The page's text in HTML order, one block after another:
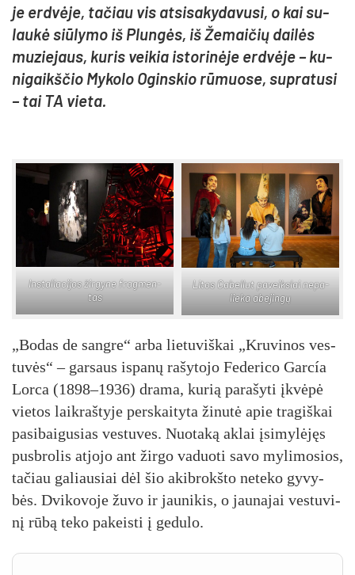
je erd­vė­je, ta­čiau vis at­si­sa­ky­da­vu­si, o kai su­
lau­kė siū­ly­mo iš Plun­gės, iš Že­mai­čių dai­lės
mu­zie­jaus, ku­ris vei­kia is­to­ri­nė­je erd­vė­je – ku­
ni­gaikš­čio My­ko­lo Ogins­kio rū­muo­se, su­pra­tu­si
– tai TA vie­ta.
Ins­ta­lia­ci­jos žir­gy­ne frag­men­
tas
Li­tos Ca­bel­lut pa­veiks­lai ne­pa­
lie­ka abe­jin­gų
„Bo­das de san­gre“ ar­ba lie­tu­viš­kai „Kru­vi­nos ves­
tu­vės“ – gar­saus is­pa­nų ra­šy­to­jo Fe­de­ri­co Garc­ía
Lor­ca (1898–1936) dra­ma, ku­rią pa­ra­šy­ti įkvė­pė
vie­tos laik­raš­ty­je per­skai­ty­ta ži­nu­tė apie tra­giš­kai
pa­si­bai­gu­sias ves­tu­ves. Nuo­ta­ką ak­lai įsi­my­lė­jęs
pusb­ro­lis at­jo­jo ant žir­go va­duo­ti sa­vo my­li­mo­sios,
ta­čiau ga­liau­siai dėl šio akib­rokš­to ne­te­ko gy­vy­
bės. Dvi­ko­vo­je žu­vo ir jau­ni­kis, o jau­na­jai ves­tu­vi­
nį rū­bą te­ko pa­keis­ti į ge­du­lo.